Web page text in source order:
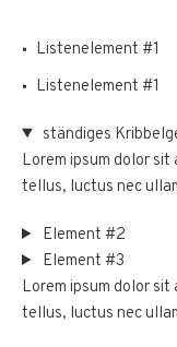
Listenelement #1
Listenelement #1
ständiges
Lorem ipsum dolor
tellus, luctus nec
Element #2
Element #3
Lorem ipsum dolor
tellus, luctus nec